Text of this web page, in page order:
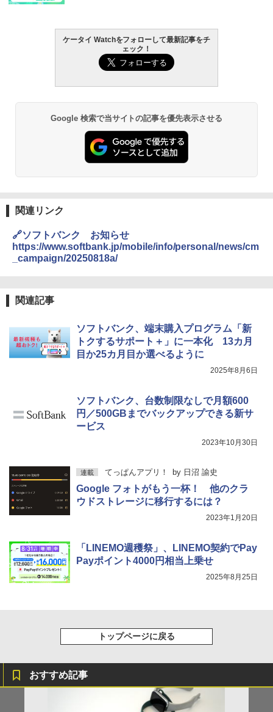
ケータイ Watchをフォローして最新記事をチ
ェック！
Google 検索で当サイトの記事を優先表示させる
関連リンク
🔗ソフトバンク お知らせ
https://www.softbank.jp/mobile/info/personal/news/cm
_campaign/20250818a/
関連記事
ソフトバンク、端末購入プログラム「新
トクするサポート＋」に一本化 13カ月
目か25カ月目か選べるように
2025年8月6日
ソフトバンク、台数制限なしで月額600
円／500GBまでバックアップできる新サ
ービス
2023年10月30日
連載 てっぱんアプリ！ by 日沼 諭史
Google フォトがもう一杯！ 他のクラ
ウドストレージに移行するには？
2023年1月20日
「LINEMO週穫祭」、LINEMO契約でPay
Payポイント4000円相当上乗せ
2025年8月25日
トップページに戻る
おすすめ記事